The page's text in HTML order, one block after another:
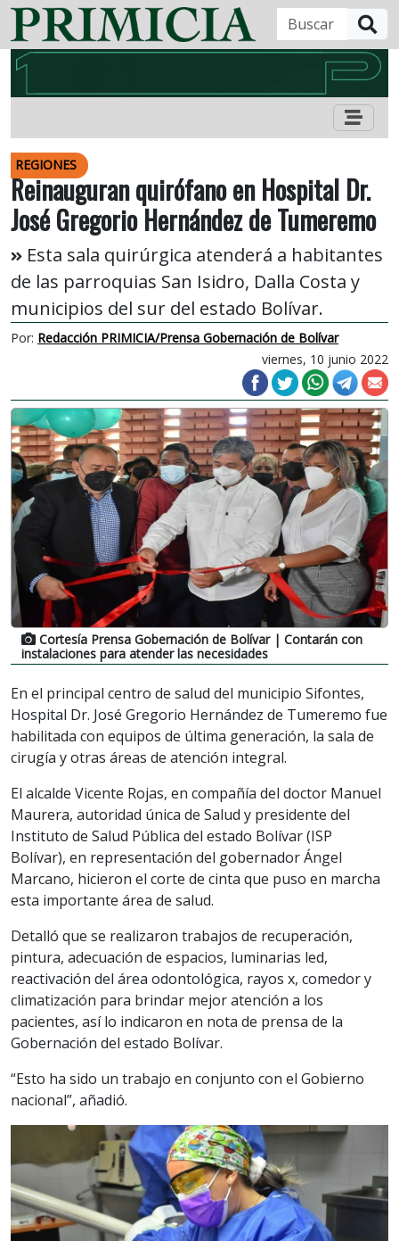
REGIONES
Reinauguran quirófano en Hospital Dr.
José Gregorio Hernández de Tumeremo
Esta sala quirúrgica atenderá a habitantes
de las parroquias San Isidro, Dalla Costa y
municipios del sur del estado Bolívar.
Por: Redacción PRIMICIA/Prensa Gobernación de Bolívar
viernes, 10 junio 2022
Cortesía Prensa Gobernación de Bolívar| Contarán con
instalaciones para atender las necesidades
En el principal centro de salud del municipio Sifontes,
Hospital Dr. José Gregorio Hernández de Tumeremo fue
habilitada con equipos de última generación, la sala de
cirugía y otras áreas de atención integral.
El alcalde Vicente Rojas, en compañía del doctor Manuel
Maurera, autoridad única de Salud y presidente del
Instituto de Salud Pública del estado Bolívar (ISP
Bolívar), en representación del gobernador Ángel
Marcano, hicieron el corte de cinta que puso en marcha
esta importante área de salud.
Detalló que se realizaron trabajos de recuperación,
pintura, adecuación de espacios, luminarias led,
reactivación del área odontológica, rayos x, comedor y
climatización para brindar mejor atención a los
pacientes, así lo indicaron en nota de prensa de la
Gobernación del estado Bolívar.
“Esto ha sido un trabajo en conjunto con el Gobierno
nacional”, añadió.